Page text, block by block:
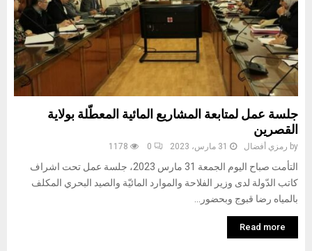
جلسة عمل لمتابعة المشاريع المائية المعطّلة بولاية
القصرين
by رمزي أفضال 31 مارس، 2023 0
1178
التأمت صباح اليوم الجمعة 31 مارس 2023، جلسة عمل تحت اشراف
كاتب الدّولة لدى وزير الفلاحة والموارد المائيّة والصيد البحري المكلف
بالمياه رضا قبوج وبحضور...
Read more